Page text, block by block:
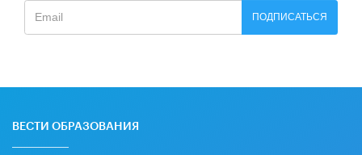
ПОДПИСАТЬСЯ
ВЕСТИ ОБРАЗОВАНИЯ